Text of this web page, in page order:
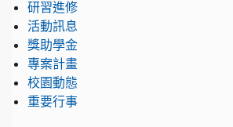
研習進修
活動訊息
獎助學金
專案計畫
校園動態
重要行事